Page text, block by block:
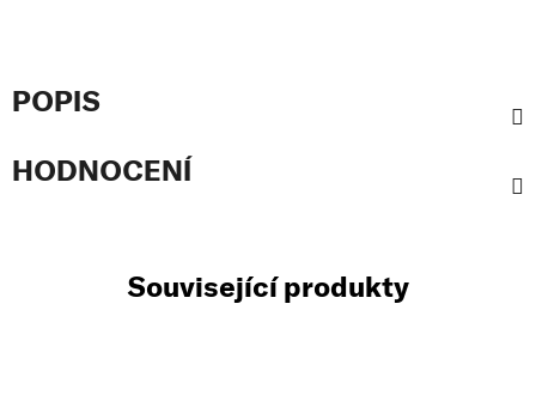
POPIS
HODNOCENÍ
Související produkty